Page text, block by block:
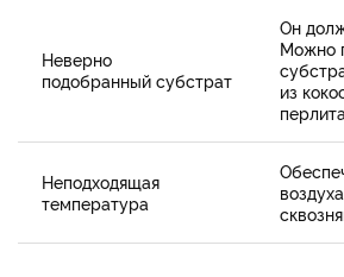
Неверно
подобранный субстрат
Он
Можно
из
Неподходящая
температура